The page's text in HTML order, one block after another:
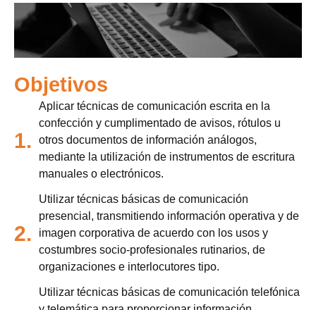
Objetivos
1.
Aplicar técnicas de comunicación escrita en la
confección y cumplimentado de avisos, rótulos u
otros documentos de información análogos,
mediante la utilización de instrumentos de escritura
manuales o electrónicos.
2.
Utilizar técnicas básicas de comunicación
presencial, transmitiendo información operativa y de
imagen corporativa de acuerdo con los usos y
costumbres socio-profesionales rutinarios, de
organizaciones e interlocutores tipo.
Utilizar técnicas básicas de comunicación telefónica